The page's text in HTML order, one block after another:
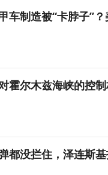
车制造被“卡脖子”
霍尔木兹海峡的控
都没拦住，泽连斯